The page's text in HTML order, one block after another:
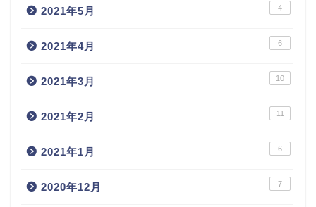
2021年5月 4
2021年4月 6
2021年3月 10
2021年2月 11
2021年1月 6
2020年12月 7